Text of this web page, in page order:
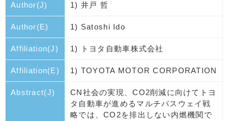
Author(J) 1) 井戸 哲
Author(E) 1) Satoshi Ido
Affiliation(J) 1) トヨタ自動車株式会社
Affiliation(E) 1) TOYOTA MOTOR CORPORATION
Abstract(J)
CN社会の実現、CO2削減に向けてトヨ
タ自動車が進めるマルチパスウェイ戦
略では、CO2を排出しない内燃機関で